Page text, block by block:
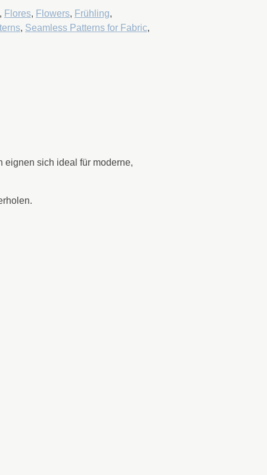
, Flores, Flowers, Frühling,
, Seamless Patterns for Fabric,
eignen sich ideal für moderne,